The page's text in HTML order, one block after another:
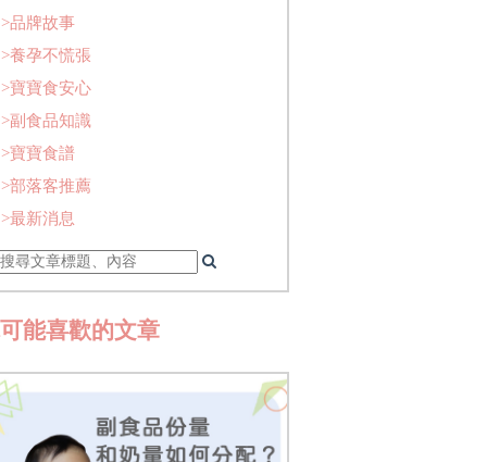
>品牌故事
>養孕不慌張
>寶寶食安心
>副食品知識
>寶寶食譜
>部落客推薦
>最新消息
能喜歡的文章